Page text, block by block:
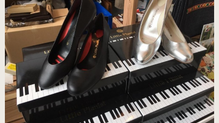
（シャンパン・スムース）
（21.0～22.0cm）
男女兼用モデル
（エナメル・コンビ）
（21.0～25.0cm）
練習用（ヒール高2cm）